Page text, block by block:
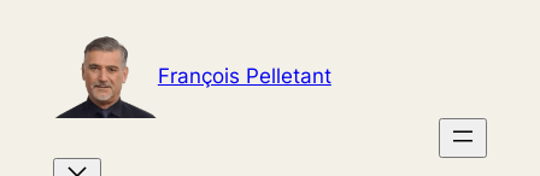
contenu
François Pelletant